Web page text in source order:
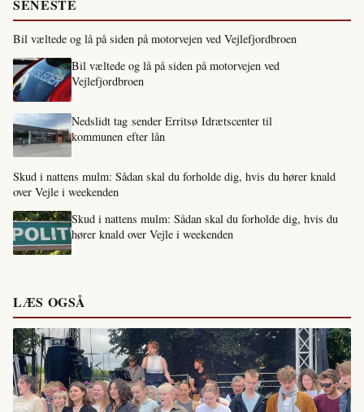
SENESTE
Bil væltede og lå på siden på motorvejen ved Vejlefjordbroen
Bil væltede og lå på siden på motorvejen ved
Vejlefjordbroen
Nedslidt tag sender Erritsø Idrætscenter til
kommunen efter lån
Skud i nattens mulm: Sådan skal du forholde dig, hvis du hører knald
over Vejle i weekenden
Skud i nattens mulm: Sådan skal du forholde dig, hvis du
hører knald over Vejle i weekenden
LÆS OGSÅ